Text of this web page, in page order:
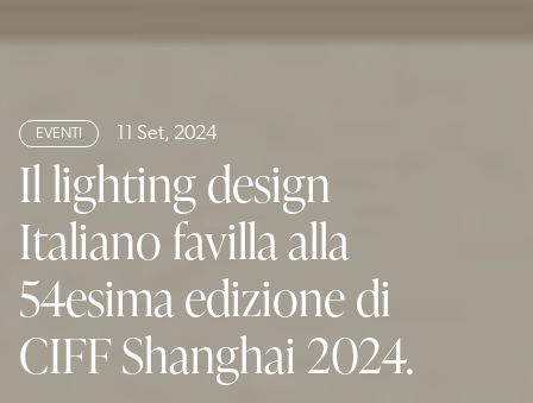
EVENTI 11 Set, 2024
Il lighting design
Italiano favilla alla
54esima edizione di
CIFF Shanghai 2024.